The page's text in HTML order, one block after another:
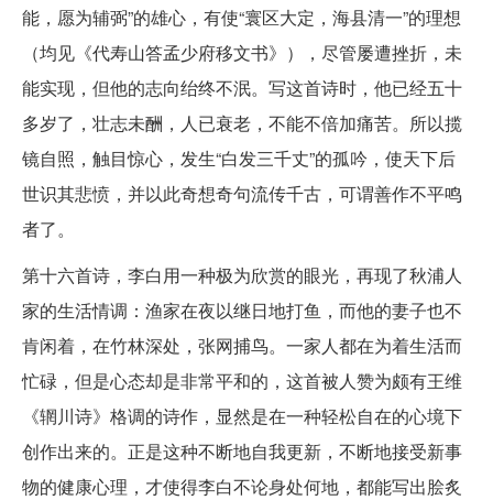
能，愿为辅弼”的雄心，有使“寰区大定，海县清一”的理想
（均见《代寿山答孟少府移文书》），尽管屡遭挫折，未
能实现，但他的志向绐终不泯。写这首诗时，他已经五十
多岁了，壮志未酬，人已衰老，不能不倍加痛苦。所以揽
镜自照，触目惊心，发生“白发三千丈”的孤吟，使天下后
世识其悲愤，并以此奇想奇句流传千古，可谓善作不平鸣
者了。
第十六首诗，李白用一种极为欣赏的眼光，再现了秋浦人
家的生活情调：渔家在夜以继日地打鱼，而他的妻子也不
肯闲着，在竹林深处，张网捕鸟。一家人都在为着生活而
忙碌，但是心态却是非常平和的，这首被人赞为颇有王维
《辋川诗》格调的诗作，显然是在一种轻松自在的心境下
创作出来的。正是这种不断地自我更新，不断地接受新事
物的健康心理，才使得李白不论身处何地，都能写出脍炙